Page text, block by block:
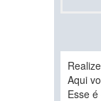
Aqui
Esse